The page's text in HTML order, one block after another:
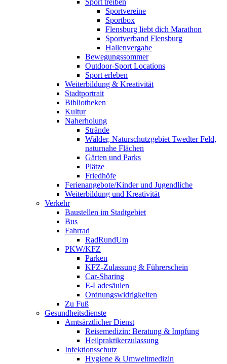
Sport treiben
Sportvereine
Sportbox
Flensburg liebt dich Marathon
Sportverband Flensburg
Hallenvergabe
Bewegungssommer
Outdoor-Sport Locations
Sport erleben
Weiterbildung & Kreativität
Stadtportrait
Bibliotheken
Kultur
Naherholung
Strände
Wälder, Naturschutzgebiet Twedter Feld,
naturnahe Flächen
Gärten und Parks
Plätze
Friedhöfe
Ferienangebote/Kinder und Jugendliche
Weiterbildung und Kreativität
Verkehr
Baustellen im Stadtgebiet
Bus
Fahrrad
RadRundUm
PKW/KFZ
Parken
KFZ-Zulassung & Führerschein
Car-Sharing
E-Ladesäulen
Ordnungswidrigkeiten
Zu Fuß
Gesundheitsdienste
Amtsärztlicher Dienst
Reisemedizin: Beratung & Impfung
Heilpraktikerzulassung
Infektionsschutz
Hygiene & Umweltmedizin